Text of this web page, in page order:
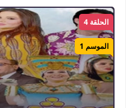
الحلقة 4
الموسم 1